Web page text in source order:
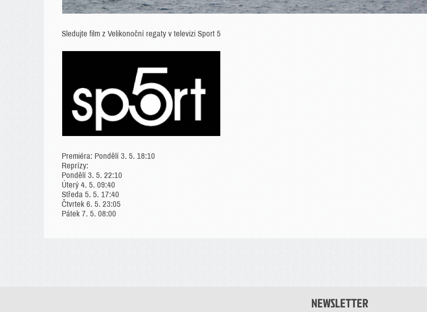
Sledujte film z Velikonoční regaty v televizi Sport 5
Premiéra: Pondělí 3. 5. 18:10
Reprízy:
Pondělí 3. 5. 22:10
Úterý 4. 5. 09:40
Středa 5. 5. 17:40
Čtvrtek 6. 5. 23:05
Pátek 7. 5. 08:00
NEWSLETTER